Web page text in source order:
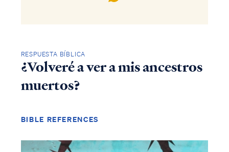
RESPUESTA BÍBLICA
¿Volveré a ver a mis ancestros
muertos?
BIBLE REFERENCES